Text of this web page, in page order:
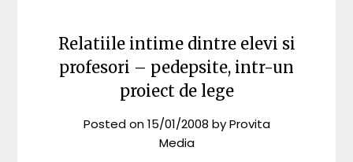
Relatiile intime dintre elevi si
profesori – pedepsite, intr-un
proiect de lege
Posted on15/01/2008 byProvita
Media